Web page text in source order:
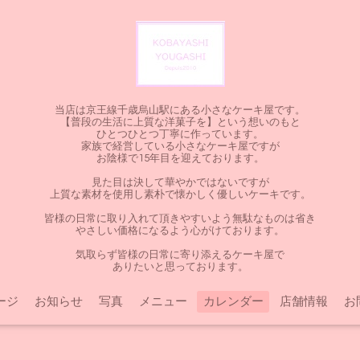
当店は京王線千歳烏山駅にある小さなケーキ屋です。
【普段の生活に上質な洋菓子を】という想いのもと
ひとつひとつ丁寧に作っています。
家族で経営している小さなケーキ屋ですが
お陰様で15年目を迎えております。
見た目は決して華やかではないですが
上質な素材を使用し素朴で懐かしく優しいケーキです。
皆様の日常に取り入れて頂きやすいよう無駄なものは省き
やさしい価格になるよう心がけております。
気取らず皆様の日常に寄り添えるケーキ屋で
ありたいと思っております。
ジ お知らせ 写真 メニュー カレンダー 店舗情報 お